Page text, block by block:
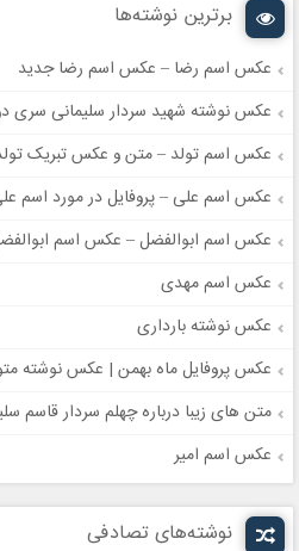
برترین نوشته‌ها
عکس اسم رضا – عکس اسم رضا جدید
عکس نوشته شهید سردار سلیمانی سری
عکس اسم تولد – متن و عکس تبریک
عکس اسم علی – پروفایل در مورد اسم
عکس اسم ابوالفضل – عکس اسم
عکس اسم مهدی
عکس نوشته بارداری
عکس پروفایل ماه بهمن | عکس نوشته
متن های زیبا درباره چهلم سردار قاسم
عکس اسم امیر
نوشته‌های تصادفی